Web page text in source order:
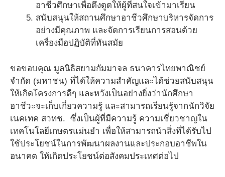
อาชีวศึกษาเพื่อดึงดูดให้ผู้ที่สนใจเข้ามาเรียน
สนับสนุนให้สถานศึกษาอาชีวศึกษาบริหารจัดการ
อย่างมีคุณภาพ และจัดการเรียนการสอนด้วย
เครื่องมือปฏิบัติที่ทันสมัย
ขอขอบคุณ มูลนิธิสยามกัมมาจล ธนาคารไทยพาณิชย์
จำกัด (มหาชน) ที่ได้ให้ความสำคัญและได้ช่วยสนับสนุน
ให้เกิดโครงการดีๆ และหวังเป็นอย่างยิ่งว่านักศึกษา
อาชีวะจะเก็บเกี่ยวความรู้ และสามารถเรียนรู้จากนักวิจัย
เนคเทค สวทช. ซึ่งเป็นผู้ที่มีความรู้ ความเชี่ยวชาญใน
เทคโนโลยีเกษตรแม่นยำ เพื่อให้สามารถนำสิ่งที่ได้รับไป
ใช้ประโยชน์ในการพัฒนาผลงานและประกอบอาชีพใน
อนาคต ให้เกิดประโยชน์ต่อสังคมประเทศต่อไป